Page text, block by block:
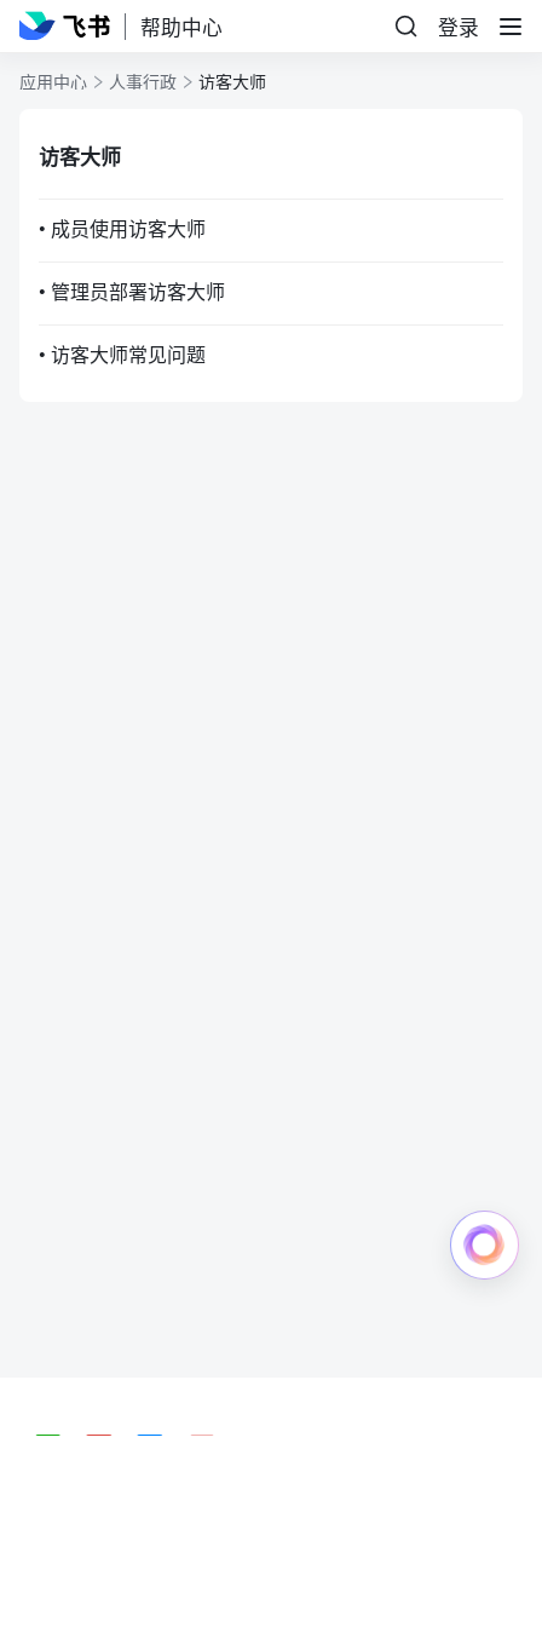
帮助中心 登录
应用中心 人事行政 访客大师
访客大师
• 成员使用访客大师
• 管理员部署访客大师
• 访客大师常见问题